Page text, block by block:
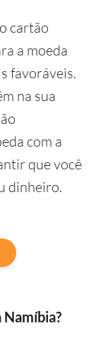
cartão
a moeda
favoráveis.
na sua
com a
que você
dinheiro.
Namíbia?